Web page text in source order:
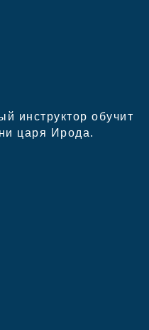
инструктор обучит
царя Ирода.